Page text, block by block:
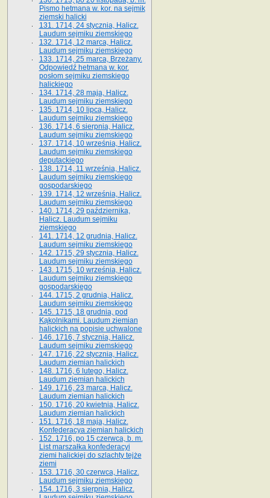
Pismo hetmana w. kor. na sejmik
ziemski halicki
131. 1714, 24 stycznia, Halicz.
Laudum sejmiku ziemskiego
132. 1714, 12 marca, Halicz.
Laudum sejmiku ziemskiego
133. 1714, 25 marca, Brzeżany.
Odpowiedź hetmana w. kor.
posłom sejmiku ziemskiego
halickiego
134. 1714, 28 maja, Halicz.
Laudum sejmiku ziemskiego
135. 1714, 10 lipca, Halicz.
Laudum sejmiku ziemskiego
136. 1714, 6 sierpnia, Halicz.
Laudum sejmiku ziemskiego
137. 1714, 10 września, Halicz.
Laudum sejmiku ziemskiego
deputackiego
138. 1714, 11 września, Halicz.
Laudum sejmiku ziemskiego
gospodarskiego
139. 1714, 12 września, Halicz.
Laudum sejmiku ziemskiego
140. 1714, 29 października,
Halicz. Laudum sejmiku
ziemskiego
141. 1714, 12 grudnia, Halicz.
Laudum sejmiku ziemskiego
142. 1715, 29 stycznia, Halicz.
Laudum sejmiku ziemskiego
143. 1715, 10 września, Halicz.
Laudum sejmiku ziemskiego
gospodarskiego
144. 1715, 2 grudnia, Halicz.
Laudum sejmiku ziemskiego
145. 1715, 18 grudnia, pod
Kąkolnikami. Laudum ziemian
halickich na popisie uchwalone
146. 1716, 7 stycznia, Halicz.
Laudum sejmiku ziemskiego
147. 1716, 22 stycznia, Halicz.
Laudum ziemian halickich
148. 1716, 6 lutego, Halicz.
Laudum ziemian halickich
149. 1716, 23 marca, Halicz.
Laudum ziemian halickich
150. 1716, 20 kwietnia, Halicz.
Laudum ziemian halickich
151. 1716, 18 maja, Halicz.
Konfederacya ziemian halickich
152. 1716, po 15 czerwca, b. m.
List marszałka konfederacyi
ziemi halickiej do szlachty tejże
ziemi
153. 1716, 30 czerwca, Halicz.
Laudum sejmiku ziemskiego
154. 1716, 3 sierpnia, Halicz.